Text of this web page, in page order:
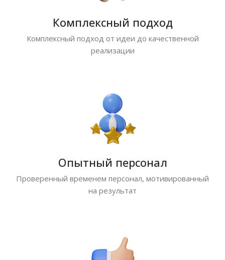
Комплексный подход
Комплексный подход от идеи до качественной
реализации
Опытный персонал
Проверенный временем персонал, мотивированный
на результат